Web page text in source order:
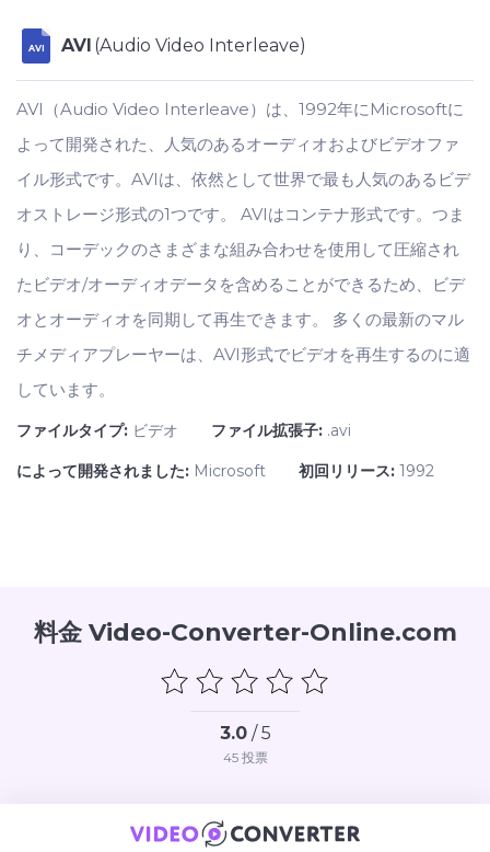
AVI AVI (Audio Video Interleave)
AVI（Audio Video Interleave）は、1992年にMicrosoftに
よって開発された、人気のあるオーディオおよびビデオファ
イル形式です。AVIは、依然として世界で最も人気のあるビデ
オストレージ形式の1つです。 AVIはコンテナ形式です。つま
り、コーデックのさまざまな組み合わせを使用して圧縮され
たビデオ/オーディオデータを含めることができるため、ビデ
オとオーディオを同期して再生できます。 多くの最新のマル
チメディアプレーヤーは、AVI形式でビデオを再生するのに適
しています。
ファイルタイプ: ビデオ ファイル拡張子: .avi
によって開発されました: Microsoft 初回リリース: 1992
料金 Video-Converter-Online.com
3.0/ 5
45投票